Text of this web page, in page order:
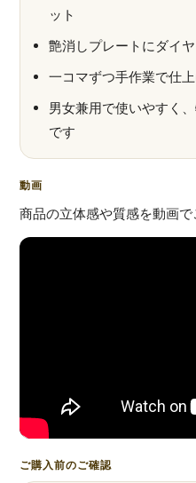
ット
艶消しプレートにダイ
一コマずつ手作業で仕
男女兼用で使いやすく
です
動画
商品の立体感や質感を動画で
ご購入前のご確認